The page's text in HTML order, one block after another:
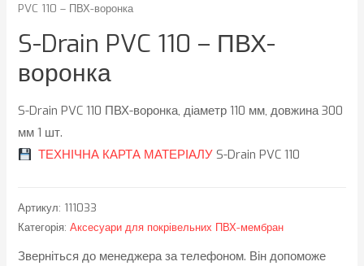
PVC 110 – ПВХ-воронка
S-Drain PVC 110 – ПВХ-
воронка
S-Drain PVC 110 ПВХ-воронка, діаметр 110 мм, довжина 300
мм 1 шт.
ТЕХНІЧНА КАРТА МАТЕРІАЛУ S-Drain PVC 110
Артикул: 111033
Категорія:Аксесуари для покрівельних ПВХ-мембран
Зверніться до менеджера за телефоном. Він допоможе